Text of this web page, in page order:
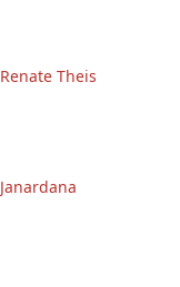
Renate Theis
Janardana